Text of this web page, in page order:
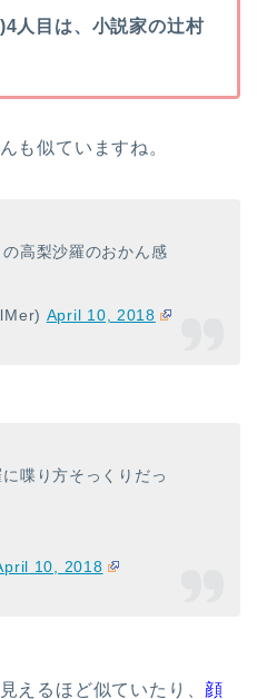
人目は、小説家の辻村
も似ていますね。
高梨沙羅のおかん感
April 10, 2018
喋り方そっくりだっ
10, 2018
えるほど似ていたり、 顔